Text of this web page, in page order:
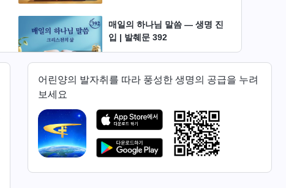
매일의 하나님 말씀 ― 생명 진
입 | 발췌문 392
11:47
매일의 하나님 말씀 ― 생명 진
매일의 하나님 말씀 ― 생명 진
입 | 발췌문 394
어린양의 발자취를 따라 풍성한 생명의 공급을 누려
보세요